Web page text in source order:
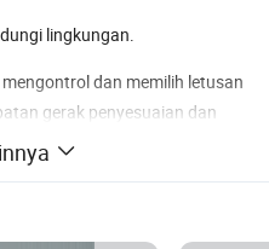
lingkungan.
dan memilih letusan
gerak penyesuaian dan
proyektil kontrol aliran,
efek berbeda